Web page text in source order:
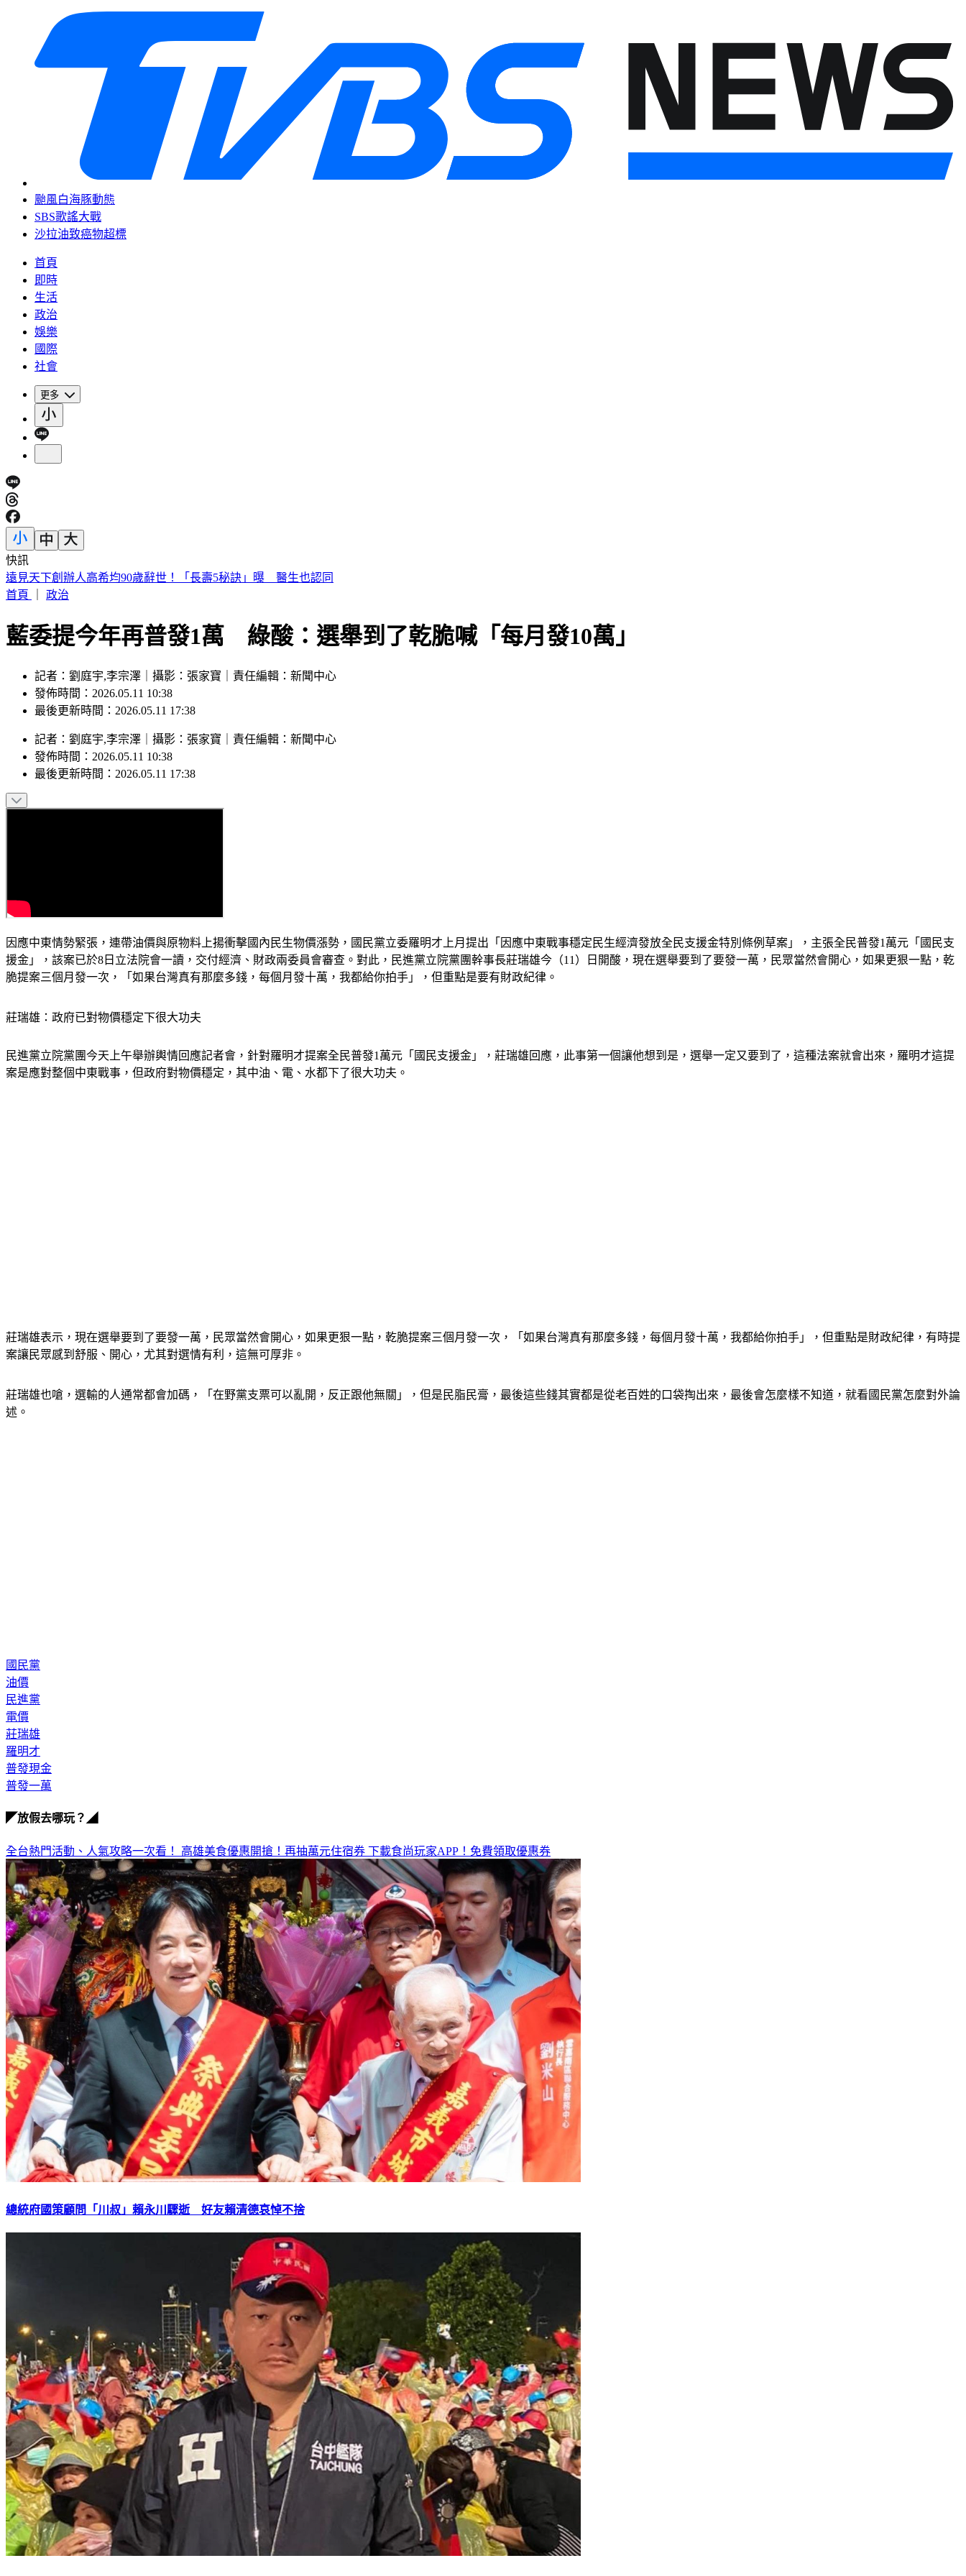
颱風白海豚動態
SBS歌謠大戰
沙拉油致癌物超標
首頁
即時
生活
政治
娛樂
國際
社會
更多
快訊
美股開盤／聯準會升息疑慮意外減緩！標普、那指「雙開高」
首頁
政治
藍委提今年再普發1萬 綠酸：選舉到了乾脆喊「每月發10萬」
記者：劉庭宇,李宗澤｜攝影：張家寶｜責任編輯：新聞中心
發佈時間：2026.05.11 10:38
最後更新時間：2026.05.11 17:38
記者 ： 劉庭宇,李宗澤 攝影 ： 張家寶 責任編輯 ： 新聞中心
發佈時間： 2026.05.11 10:38
最後更新時間： 2026.05.11 17:38
因應中東情勢緊張，連帶油價與原物料上揚衝擊國內民生物價漲勢，國民黨立委羅明才上月提出「因應中東戰事穩定民生經濟發放全民支援金特別條例草案」，主張全民普發1萬元「國民支
援金」，該案已於8日立法院會一讀，交付經濟、財政兩委員會審查。對此，民進黨立院黨團幹事長莊瑞雄今（11）日開酸，現在選舉要到了要發一萬，民眾當然會開心，如果更狠一點，乾
脆提案三個月發一次，「如果台灣真有那麼多錢，每個月發十萬，我都給你拍手」，但重點是要有財政紀律。
莊瑞雄：政府已對物價穩定下很大功夫
民進黨立院黨團今天上午舉辦輿情回應記者會，針對羅明才提案全民普發1萬元「國民支援金」，莊瑞雄回應，此事第一個讓他想到是，選舉一定又要到了，這種法案就會出來，羅明才這提
案是應對整個中東戰事，但政府對物價穩定，其中油、電、水都下了很大功夫。
莊瑞雄表示，現在選舉要到了要發一萬，民眾當然會開心，如果更狠一點，乾脆提案三個月發一次，「如果台灣真有那麼多錢，每個月發十萬，我都給你拍手」，但重點是財政紀律，有時提
案讓民眾感到舒服、開心，尤其對選情有利，這無可厚非。
莊瑞雄也嗆，選輸的人通常都會加碼，「在野黨支票可以亂開，反正跟他無關」，但是民脂民膏，最後這些錢其實都是從老百姓的口袋掏出來，最後會怎麼樣不知道，就看國民黨怎麼對外論
述。
國民黨
油價
民進黨
電價
莊瑞雄
羅明才
普發現金
普發一萬
◤放假去哪玩？◢
全台熱門活動、人氣攻略一次看！ 高雄美食優惠開搶！再抽萬元住宿券 下載食尚玩家APP！免費領取優惠券
總統府國策顧問「川叔」賴永川驟逝 好友賴清德哀悼不捨